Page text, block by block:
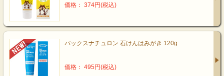
価格： 374円(税込)
パックスナチュロン 石けんはみがき 120g
価格： 495円(税込)